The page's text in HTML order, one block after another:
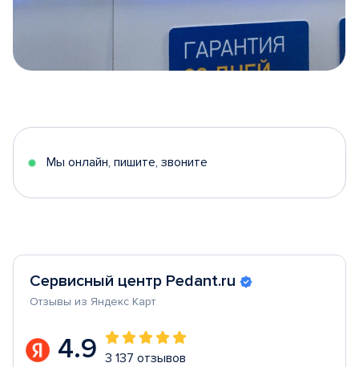
5
Мы онлайн, пишите, звоните
Сервисный центр Pedant.ru
Отзывы из Яндекс Карт
4.9 3 137 отзывов